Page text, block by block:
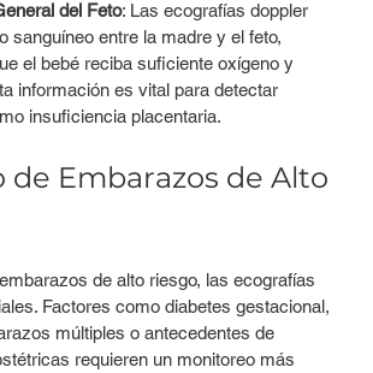
del Feto: Las ecografías doppler
sanguíneo entre la madre y el feto,
el bebé reciba suficiente oxígeno y
información es vital para detectar
insuficiencia placentaria.
de Embarazos de Alto
de alto riesgo, las ecografías
Factores como diabetes gestacional,
múltiples o antecedentes de
requieren un monitoreo más